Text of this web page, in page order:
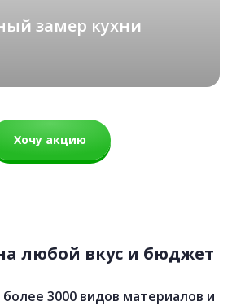
стоимость
замер кухни
Хочу акцию
любой вкус и бюджет
3000 видов материалов и